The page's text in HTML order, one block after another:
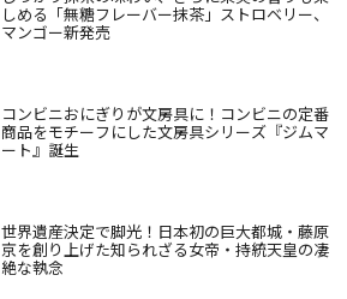
しめる「無糖フレーバー抹茶」ストロベリー、
マンゴー新発売
コンビニおにぎりが文房具に！コンビニの定番
商品をモチーフにした文房具シリーズ『ジムマ
ート』誕生
世界遺産決定で脚光！日本初の巨大都城・藤原
京を創り上げた知られざる女帝・持統天皇の凄
絶な執念